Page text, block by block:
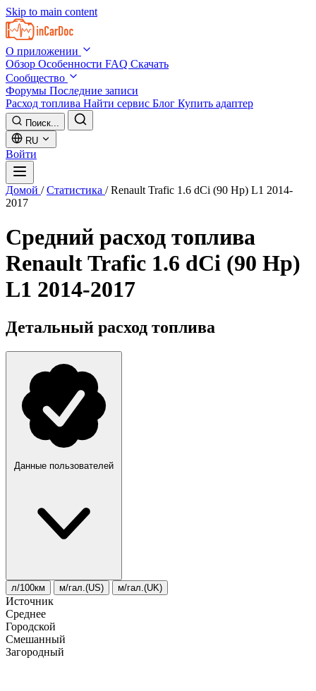
Skip to main content
О приложении
Обзор Особенности FAQ Скачать
Сообщество
Форумы Последние записи
Расход топлива Найти сервис Блог Купить адаптер
Поиск...
RU
Войти
Домой / Статистика / Renault Trafic 1.6 dCi (90 Hp) L1 2014-
2017
Средний расход топлива
Renault Trafic 1.6 dCi (90 Hp)
L1 2014-2017
Детальный расход топлива
Данные пользователей
л/100км м/гал.(US) м/гал.(UK)
Источник
Среднее
Городской
Смешанный
Загородный